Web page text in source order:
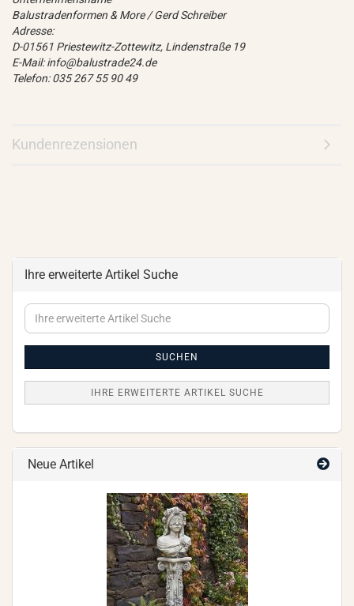
Balustradenformen & More / Gerd Schreiber
Adresse:
D-01561 Priestewitz-Zottewitz, Lindenstraße 19
E-Mail: info@balustrade24.de
Telefon: 035 267 55 90 49
Kundenrezensionen
Ihre erweiterte Artikel Suche
Ihre
erweiterte
SUCHEN
IHRE ERWEITERTE ARTIKEL SUCHE
Neue Artikel